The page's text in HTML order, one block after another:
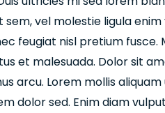
vel molestie ligula
feugiat nisl pretium
et malesuada. Dolor sit
arcu. Lorem mollis
dolor sed. Enim diam